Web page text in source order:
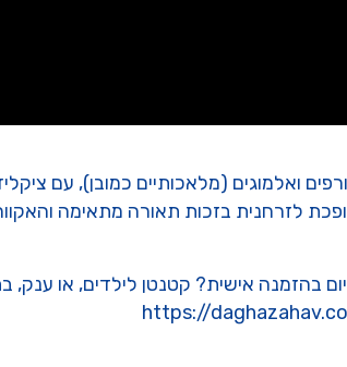
ואלמוגים (מלאכותיים כמובן), עם
לזרחנית בזכות תאורה מתאימה
בהזמנה אישית? קטנטן לילדים, או